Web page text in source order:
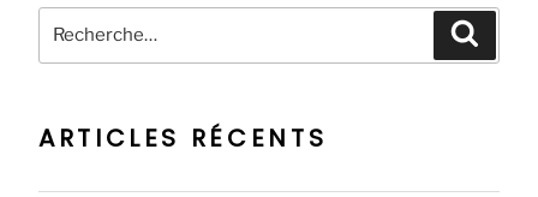
Recherche
pour
ARTICLES RÉCENTS